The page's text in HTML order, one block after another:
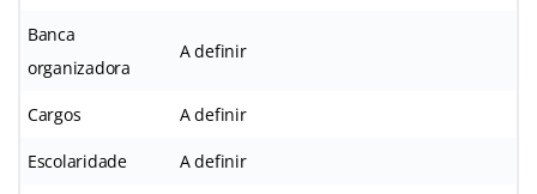
Banca
organizadora
A definir
Cargos A definir
Escolaridade A definir